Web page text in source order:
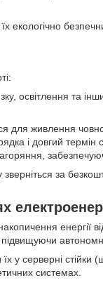
екологічно
освітлення та
для живлення
і довгий
за
енергії
їх у серверні
системах.